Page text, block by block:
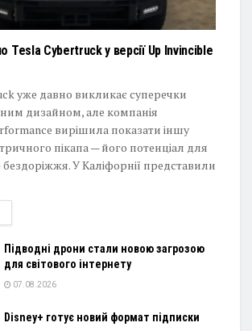
Tesla Cybertruck у версії Up Invincible
уже давно викликає суперечки
дизайном, але компанія
вирішила показати іншу
пікапа — його потенціал для
У Каліфорнії представили
Підводні дрони стали новою загрозою
для світового інтернету
07.08.2026
Disney+ готує новий формат підписки